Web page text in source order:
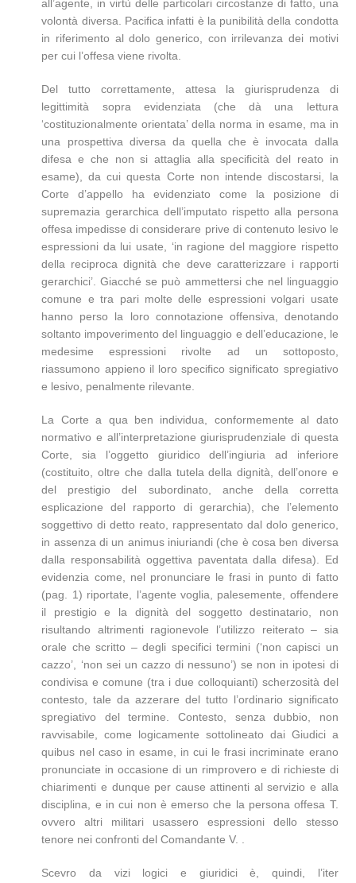
all’agente, in virtù delle particolari circostanze di fatto, una
volontà diversa. Pacifica infatti è la punibilità della condotta
in riferimento al dolo generico, con irrilevanza dei motivi
per cui l’offesa viene rivolta.
Del tutto correttamente, attesa la giurisprudenza di
legittimità sopra evidenziata (che dà una lettura
‘costituzionalmente orientata’ della norma in esame, ma in
una prospettiva diversa da quella che è invocata dalla
difesa e che non si attaglia alla specificità del reato in
esame), da cui questa Corte non intende discostarsi, la
Corte d’appello ha evidenziato come la posizione di
supremazia gerarchica dell’imputato rispetto alla persona
offesa impedisse di considerare prive di contenuto lesivo le
espressioni da lui usate, ‘in ragione del maggiore rispetto
della reciproca dignità che deve caratterizzare i rapporti
gerarchici’. Giacché se può ammettersi che nel linguaggio
comune e tra pari molte delle espressioni volgari usate
hanno perso la loro connotazione offensiva, denotando
soltanto impoverimento del linguaggio e dell’educazione, le
medesime espressioni rivolte ad un sottoposto,
riassumono appieno il loro specifico significato spregiativo
e lesivo, penalmente rilevante.
La Corte a qua ben individua, conformemente al dato
normativo e all’interpretazione giurisprudenziale di questa
Corte, sia l’oggetto giuridico dell’ingiuria ad inferiore
(costituito, oltre che dalla tutela della dignità, dell’onore e
del prestigio del subordinato, anche della corretta
esplicazione del rapporto di gerarchia), che l’elemento
soggettivo di detto reato, rappresentato dal dolo generico,
in assenza di un animus iniuriandi (che è cosa ben diversa
dalla responsabilità oggettiva paventata dalla difesa). Ed
evidenzia come, nel pronunciare le frasi in punto di fatto
(pag. 1) riportate, l’agente voglia, palesemente, offendere
il prestigio e la dignità del soggetto destinatario, non
risultando altrimenti ragionevole l’utilizzo reiterato – sia
orale che scritto – degli specifici termini (‘non capisci un
cazzo’, ‘non sei un cazzo di nessuno’) se non in ipotesi di
condivisa e comune (tra i due colloquianti) scherzosità del
contesto, tale da azzerare del tutto l’ordinario significato
spregiativo del termine. Contesto, senza dubbio, non
ravvisabile, come logicamente sottolineato dai Giudici a
quibus nel caso in esame, in cui le frasi incriminate erano
pronunciate in occasione di un rimprovero e di richieste di
chiarimenti e dunque per cause attinenti al servizio e alla
disciplina, e in cui non è emerso che la persona offesa T.
ovvero altri militari usassero espressioni dello stesso
tenore nei confronti del Comandante V. .
Scevro da vizi logici e giuridici è, quindi, l’iter